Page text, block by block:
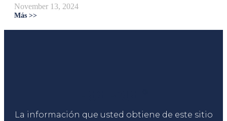
November 13, 2024
Más >>
La información que usted obtiene de este sitio